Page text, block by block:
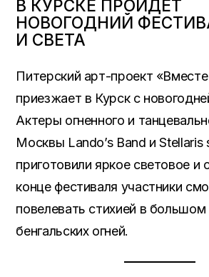
В КУРСКЕ ПРОЙДЕТ
НОВОГОДНИЙ
И СВЕТА
Питерский арт-проект
приезжает в Курск с
Актеры огненного и
Москвы Lando’s Band и Stellaris
приготовили яркое световое и
конце фестиваля участники
повелевать стихией в
бенгальских огней.